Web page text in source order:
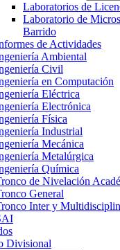
Laboratorios de
Laboratorio de
Barrido
de Actividades
Ambiental
Civil
en Computación
Eléctrica
Electrónica
Física
Industrial
Mecánica
Metalúrgica
Química
de Nivelación
General
Inter y
Divisional